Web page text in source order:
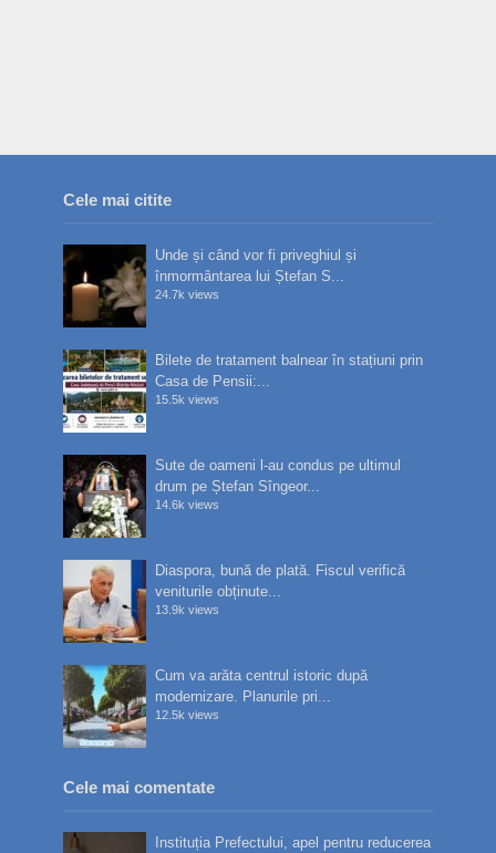
Cele mai citite
Unde și când vor fi priveghiul și
înmormântarea lui Ștefan S...
24.7k views
Bilete de tratament balnear în stațiuni prin
Casa de Pensii:...
15.5k views
Sute de oameni l-au condus pe ultimul
drum pe Ștefan Sîngeor...
14.6k views
Diaspora, bună de plată. Fiscul verifică
veniturile obținute...
13.9k views
Cum va arăta centrul istoric după
modernizare. Planurile pri...
12.5k views
Cele mai comentate
Instituția Prefectului, apel pentru reducerea